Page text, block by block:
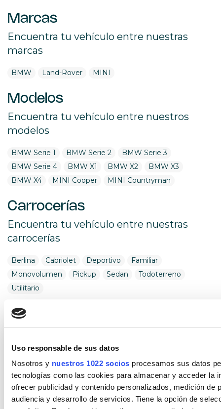
Uso responsable de sus datos
Nosotros y nuestros 1022 socios procesamos sus datos
tecnologías como las cookies para almacenar y acceder la
ofrecer publicidad y contenido personalizados, medición de
audiencia y desarrollo de servicios. Tiene la opción de
Marcas
Encuentra tu vehículo entre nuestras
marcas
BMW Land-Rover MINI
Modelos
Encuentra tu vehículo entre nuestros
modelos
BMW Serie 1 BMW Serie 2
BMW Serie 3
BMW Serie 4
BMW X1 BMW X2
BMW X3
BMW X4
MINI Cooper MINI Countryman
Carrocerías
Encuentra tu vehículo entre nuestras
carrocerías
Berlina Cabriolet Deportivo
Familiar
Monovolumen
Pickup Sedan
Todoterreno
Utilitario
Combustible
Híbrido (Gasolina)
Híbrido enchufable
Cambio